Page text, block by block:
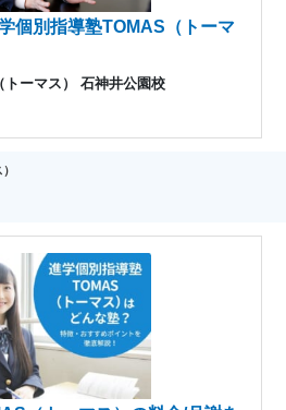
個別指導塾TOMAS（トーマ
ーマス） 石神井公園校